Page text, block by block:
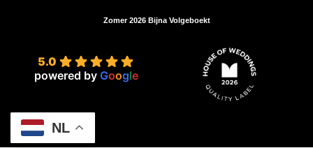
5.0 ★★★★★ –
5.0
powered by
G o g
NL